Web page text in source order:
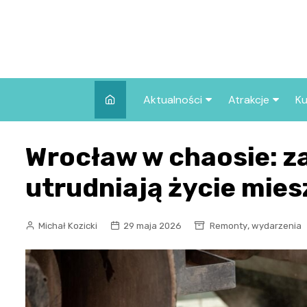
Aktualności
Wszystkie wpisy
Atrakcje
we Wrocławiu
Co warto
Wrocławiu?
Wrocław w chaosie:
utrudniają życie
Michał Kozicki 29 maja 2026 Remonty, wydarzenia